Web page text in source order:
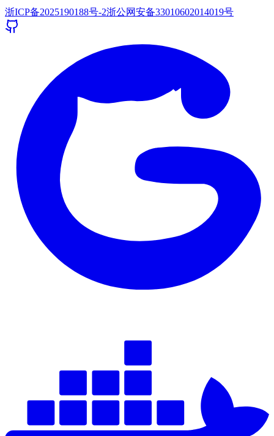
浙ICP备2025190188号-2浙公网安备33010602014019号